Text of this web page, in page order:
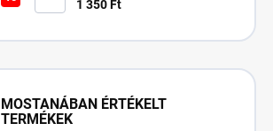
1 350 Ft
MOSTANÁBAN ÉRTÉKELT
TERMÉKEK